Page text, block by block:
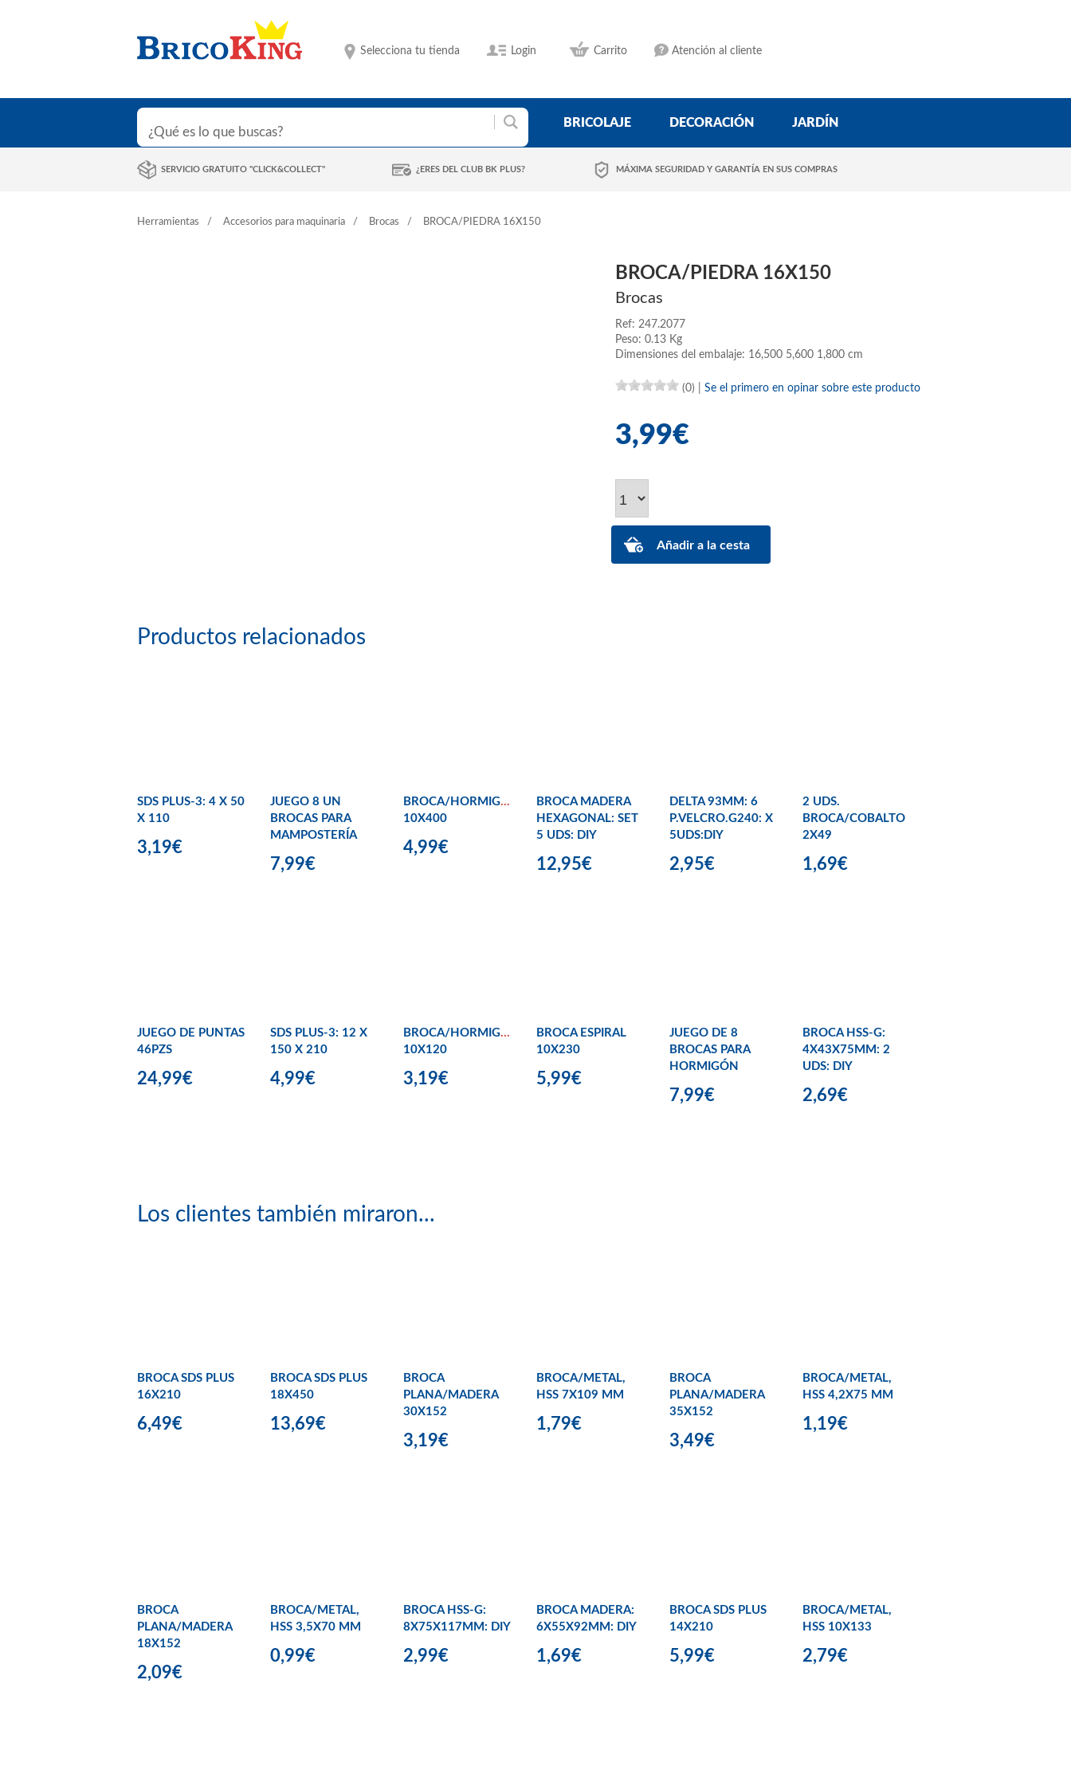
Selecciona tu tienda Login Carrito Atención al cliente
BRICOLAJE DECORACIÓN JARDÍN
SERVICIO GRATUITO "CLICK&COLLECT" ¿ERES DEL CLUB BK PLUS? MÁXIMA SEGURIDAD Y GARANTÍA EN SUS COMPRAS
Herramientas Accesorios para maquinaria Brocas BROCA/PIEDRA 16X150
BROCA/PIEDRA 16X150
Brocas
Ref: 247.2077
Peso: 0.13 Kg
Dimensiones del embalaje: 16,500 5,600 1,800 cm
(0) Se el primero en opinar sobre este producto
3,99€
Productos relacionados
SDS PLUS-3: 4 X 50
X 110
3,19€
JUEGO 8 UN
BROCAS PARA
MAMPOSTERÍA
7,99€
BROCA/HORMIGÓN
10X400
4,99€
BROCA MADERA
HEXAGONAL: SET
5 UDS: DIY
12,95€
DELTA 93MM: 6
P.VELCRO.G240: X
5UDS:DIY
2,95€
2 UDS.
BROCA/COBALTO
2X49
1,69€
JUEGO DE PUNTAS
46PZS
24,99€
SDS PLUS-3: 12 X
150 X 210
4,99€
BROCA/HORMIGÓN
10X120
3,19€
BROCA ESPIRAL
10X230
5,99€
JUEGO DE 8
BROCAS PARA
HORMIGÓN
7,99€
BROCA HSS-G:
4X43X75MM: 2
UDS: DIY
2,69€
Los clientes también miraron...
BROCA SDS PLUS
16X210
6,49€
BROCA SDS PLUS
18X450
13,69€
BROCA
PLANA/MADERA
30X152
3,19€
BROCA/METAL,
HSS 7X109 MM
1,79€
BROCA
PLANA/MADERA
35X152
3,49€
BROCA/METAL,
HSS 4,2X75 MM
1,19€
BROCA
PLANA/MADERA
18X152
2,09€
BROCA/METAL,
HSS 3,5X70 MM
0,99€
BROCA HSS-G:
8X75X117MM: DIY
2,99€
BROCA MADERA:
6X55X92MM: DIY
1,69€
BROCA SDS PLUS
14X210
5,99€
BROCA/METAL,
HSS 10X133
2,79€